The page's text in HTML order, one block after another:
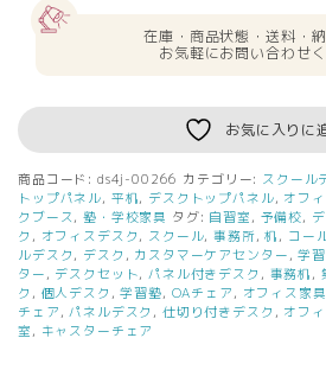
在庫・商品状態・送料・納
お気軽にお問い合わせ
お気に入りに
商品コード: ds4j-00266 カテゴリー: スクール
トップパネル, 平机, デスクトップパネル, オフ
クブース ,塾・学校家具 タグ: 自習室 , 予備校,
ク , オフィスデスク , スクール,事務所,机 , コー
ルデスク , デスク , カスタマーケアセンター ,学
ター , デスクセット, パネル付きデスク , 事務机 ,
ク , 個人デスク ,学習塾, OAチェア , オフィス家
チェア , パネルデスク , 仕切り付きデスク , オフ
室 , キャスターチェア